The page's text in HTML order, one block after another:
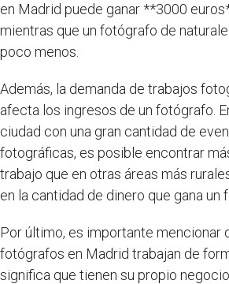
en Madrid puede ganar **3000
mientras que un fotógrafo de
poco menos.
Además, la demanda de trabajos
afecta los ingresos de un fotógrafo.
ciudad con una gran cantidad de
fotográficas, es posible encontrar
trabajo que en otras áreas más
en la cantidad de dinero que gana un
Por último, es importante mencionar
fotógrafos en Madrid trabajan de
significa que tienen su propio